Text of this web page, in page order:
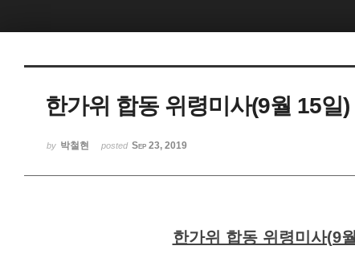
한가위 합동 위령미사(9월 15일
by 박철현 posted Sep 23, 2019
한가위 합동 위령미사(9
북5
북5